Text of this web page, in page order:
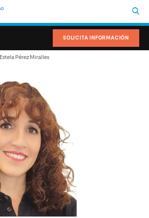
SOLICITA INFORMACIÓN
Estela Pérez Miralles